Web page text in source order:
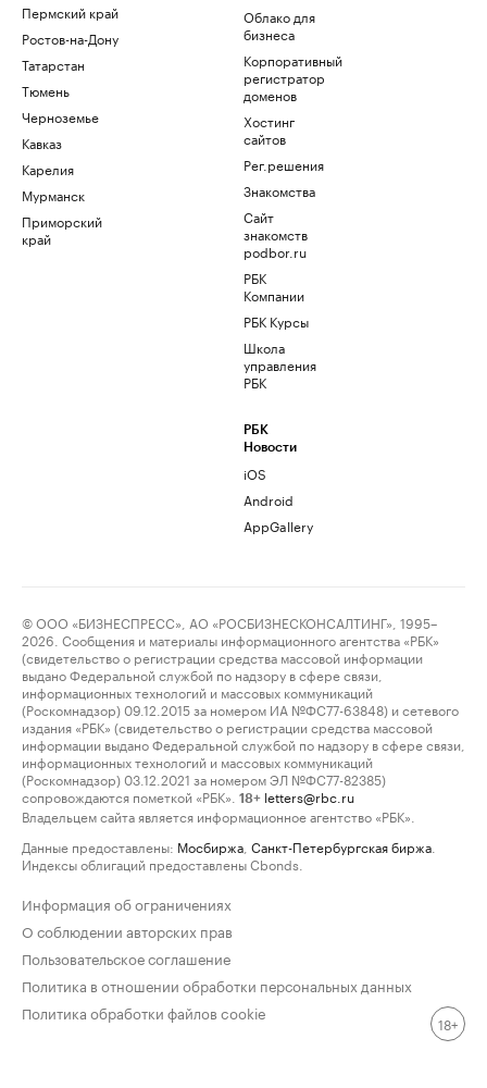
Пермский край
Ростов-на-Дону
Татарстан
Тюмень
Черноземье
Кавказ
Карелия
Мурманск
Приморский
край
Облако для
бизнеса
Корпоративный
регистратор
доменов
Хостинг
сайтов
Рег.решения
Знакомства
Сайт
знакомств
podbor.ru
РБК
Компании
РБК Курсы
Школа
управления
РБК
РБК
Новости
iOS
Android
AppGallery
© ООО «БИЗНЕСПРЕСС», АО «РОСБИЗНЕСКОНСАЛТИНГ», 1995–
2026. Сообщения и материалы информационного агентства «РБК»
(свидетельство о регистрации средства массовой информации
выдано Федеральной службой по надзору в сфере связи,
информационных технологий и массовых коммуникаций
(Роскомнадзор) 09.12.2015 за номером ИА №ФС77-63848) и сетевого
издания «РБК» (свидетельство о регистрации средства массовой
информации выдано Федеральной службой по надзору в сфере связи,
информационных технологий и массовых коммуникаций
(Роскомнадзор) 03.12.2021 за номером ЭЛ №ФС77-82385)
сопровождаются пометкой «РБК».
18+ letters@rbc.ru
Владельцем сайта является информационное агентство «РБК».
Данные предоставлены: Мосбиржа Санкт-Петербургская биржа
Индексы облигаций предоставлены Cbonds.
Информация об ограничениях
О соблюдении авторских прав
Пользовательское соглашение
Политика в отношении обработки персональных данных
Политика обработки файлов cookie
18+